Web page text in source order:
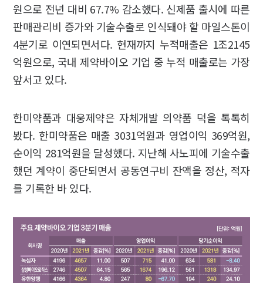
원으로 전년 대비 67.7% 감소했다. 신제품 출시에 따른
판매관리비 증가와 기술수출로 인식돼야 할 마일스톤이
4분기로 이연되면서다. 현재까지 누적매출은 1조2145
억원으로, 국내 제약바이오 기업 중 누적 매출로는 가장
앞서고 있다.
한미약품과 대웅제약은 자체개발 의약품 덕을 톡톡히
봤다. 한미약품은 매출 3031억원과 영업이익 369억원,
순이익 281억원을 달성했다. 지난해 사노피에 기술수출
했던 계약이 중단되면서 공동연구비 잔액을 정산, 적자
를 기록한 바 있다.